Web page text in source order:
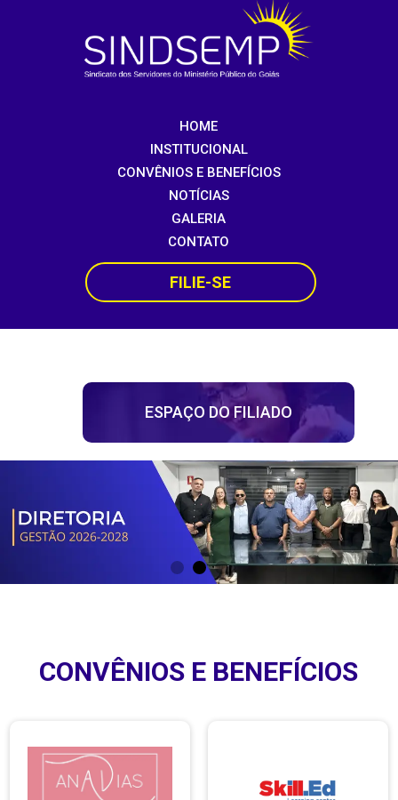
HOME
INSTITUCIONAL
CONVÊNIOS E BENEFÍCIOS
NOTÍCIAS
GALERIA
CONTATO
FILIE-SE
ESPAÇO DO FILIADO
CONVÊNIOS E BENEFÍCIOS